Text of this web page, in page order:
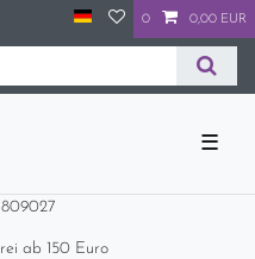
0 0,00 EUR
☰
ab 150 Euro